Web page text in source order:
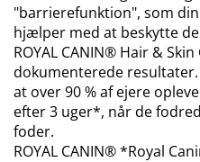
"barrierefunktion", som
hjælper med at beskytte
ROYAL CANIN® Hair &
dokumenterede
at over 90 % af ejere
efter 3 uger*, når de
foder.
ROYAL CANIN® *Royal